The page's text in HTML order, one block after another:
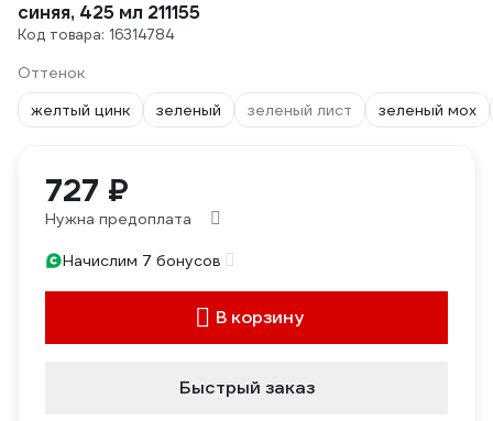
синяя, 425 мл 211155
Код товара: 16314784
Оттенок
желтый цинк
зеленый зеленый лист зеленый мох
727 ₽
Нужна предоплата
Начислим 7 бонусов
В корзину
Быстрый заказ